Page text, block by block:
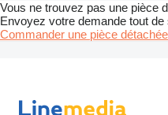
Vous ne trouvez pas une pièce
Envoyez votre demande tout de
Commander une pièce détachée